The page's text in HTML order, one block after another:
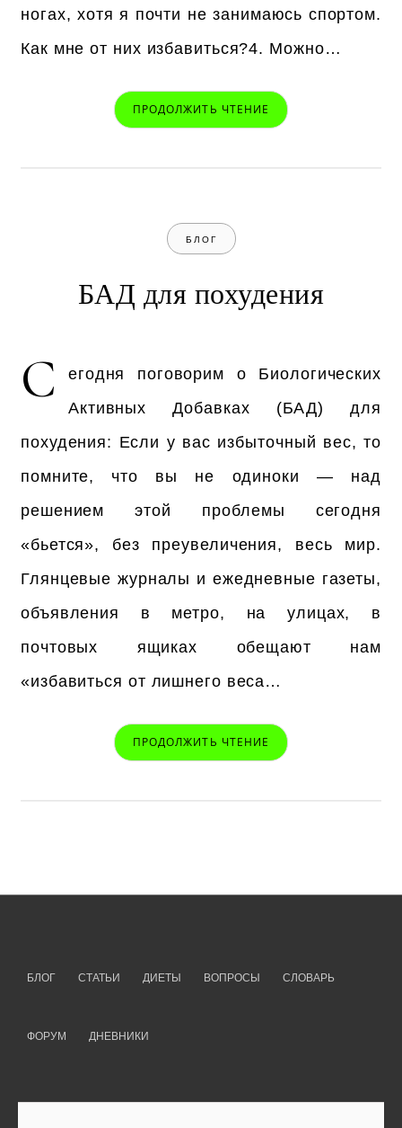
ногах, хотя я почти не занимаюсь спортом.
Как мне от них избавиться?4. Можно…
ПРОДОЛЖИТЬ ЧТЕНИЕ
БЛОГ
БАД для похудения
С
егодня поговорим о Биологических
Активных Добавках (БАД) для
похудения: Если у вас избыточный вес, то
помните, что вы не одиноки — над
решением этой проблемы сегодня
«бьется», без преувеличения, весь мир.
Глянцевые журналы и ежедневные газеты,
объявления в метро, на улицах, в
почтовых ящиках обещают нам
«избавиться от лишнего веса…
ПРОДОЛЖИТЬ ЧТЕНИЕ
БЛОГ СТАТЬИ ДИЕТЫ ВОПРОСЫ СЛОВАРЬ
ФОРУМ ДНЕВНИКИ